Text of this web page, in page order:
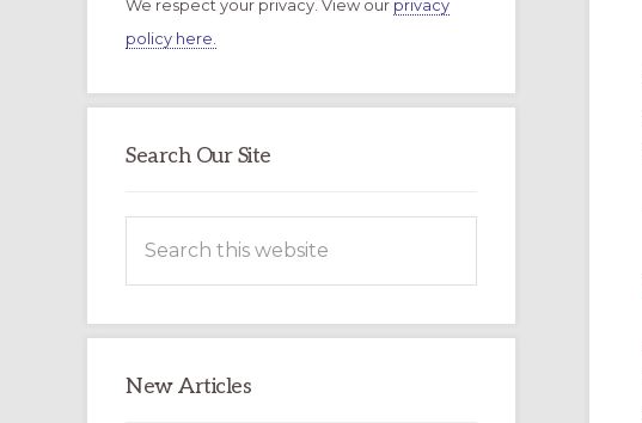
We respect your privacy. View our privacy
policy here.
Search Our Site
this
New Articles